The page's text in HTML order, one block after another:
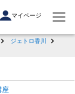
マイページ
ジェトロ香川
座